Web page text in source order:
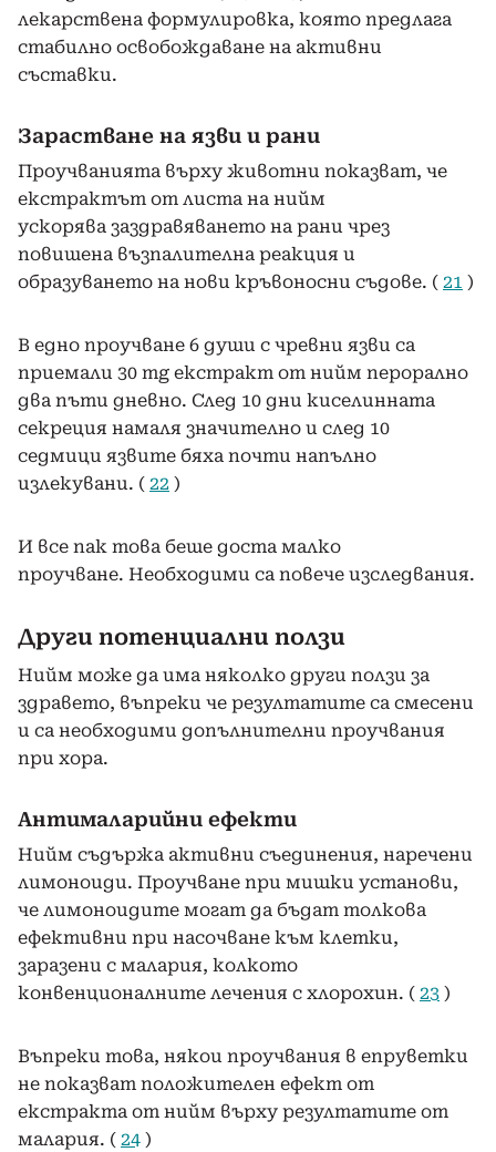
лекарствена формулировка, която предлага
стабилно освобождаване на активни
съставки.
Зарастване на язви и рани
Проучванията върху животни показват, че
екстрактът от листа на нийм
ускорява заздравяването на рани чрез
повишена възпалителна реакция и
образуването на нови кръвоносни съдове. ( 21 )
В едно проучване 6 души с чревни язви са
приемали 30 mg екстракт от нийм перорално
два пъти дневно. След 10 дни киселинната
секреция намаля значително и след 10
седмици язвите бяха почти напълно
излекувани. ( 22 )
И все пак това беше доста малко
проучване. Необходими са повече изследвания.
Други потенциални ползи
Нийм може да има няколко други ползи за
здравето, въпреки че резултатите са смесени
и са необходими допълнителни проучвания
при хора.
Антималарийни ефекти
Нийм съдържа активни съединения, наречени
лимоноиди. Проучване при мишки установи,
че лимоноидите могат да бъдат толкова
ефективни при насочване към клетки,
заразени с малария, колкото
конвенционалните лечения с хлорохин. ( 23 )
Въпреки това, някои проучвания в епруветки
не показват положителен ефект от
екстракта от нийм върху резултатите от
малария. ( 24 )